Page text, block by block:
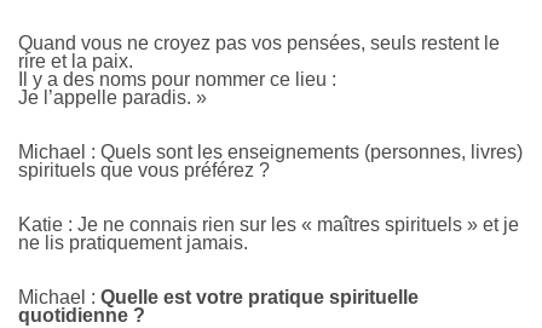
Quand vous ne croyez pas vos pensées, seuls restent le
rire et la paix.
Il y a des noms pour nommer ce lieu :
Je l’appelle paradis. »
Michael : Quels sont les enseignements (personnes, livres)
spirituels que vous préférez ?
Katie : Je ne connais rien sur les « maîtres spirituels » et je
ne lis pratiquement jamais.
Michael : Quelle est votre pratique spirituelle
quotidienne ?